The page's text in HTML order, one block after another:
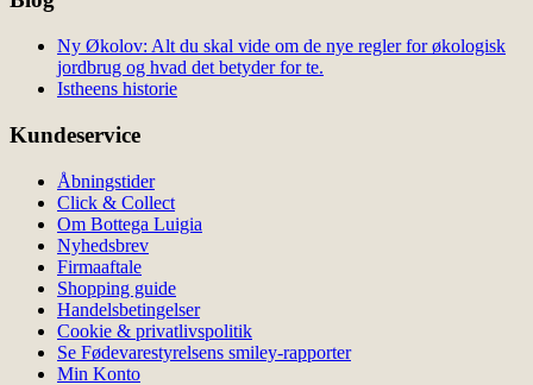
Ny Økolov: Alt du skal vide om de nye regler for økologisk
jordbrug og hvad det betyder for te.
Istheens historie
Kundeservice
Åbningstider
Click & Collect
Om Bottega Luigia
Nyhedsbrev
Firmaaftale
Shopping guide
Handelsbetingelser
Cookie & privatlivspolitik
Se Fødevarestyrelsens smiley-rapporter
Min Konto